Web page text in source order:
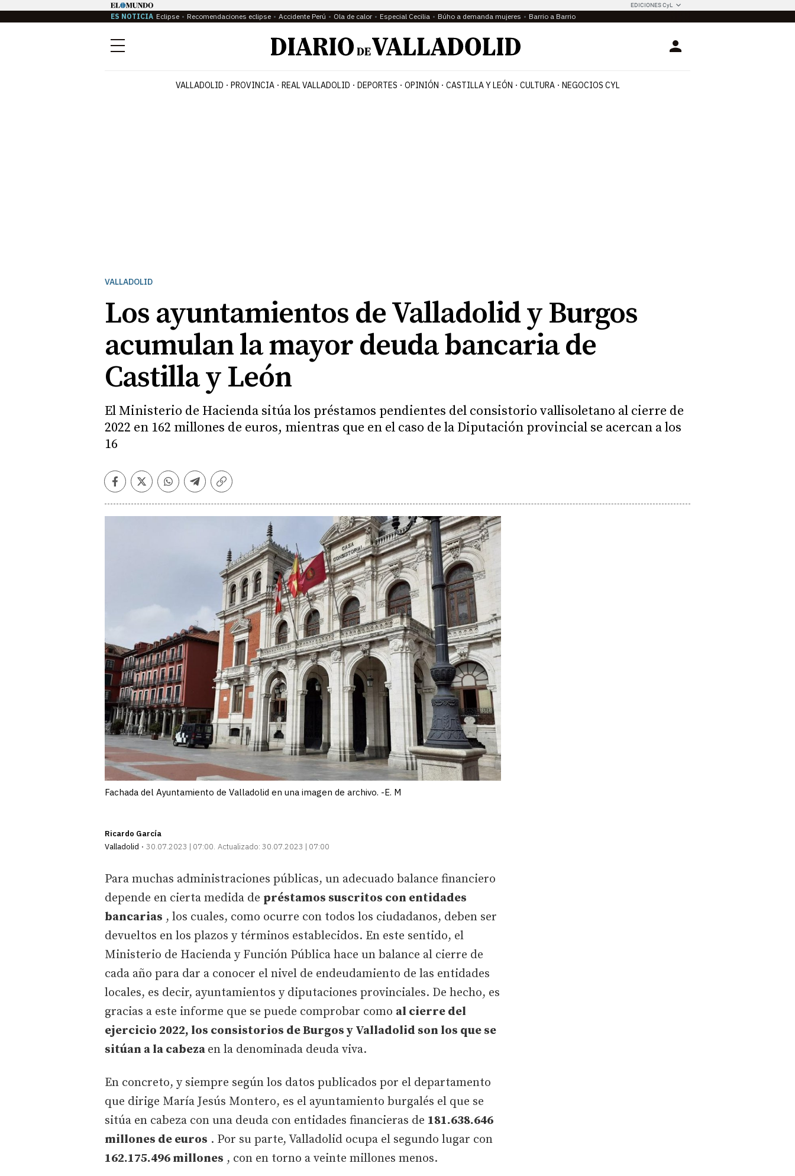
EDICIONES CyL
ES NOTICIA Eclipse Recomendaciones eclipse Accidente Perú Ola de calor Especial Cecilia Búho a demanda mujeres Barrio a Barrio
Menú Login
VALLADOLID PROVINCIA REAL VALLADOLID DEPORTES OPINIÓN CASTILLA Y LEÓN CULTURA NEGOCIOS CYL
VALLADOLID
Los ayuntamientos de Valladolid y Burgos
acumulan la mayor deuda bancaria de
Castilla y León
El Ministerio de Hacienda sitúa los préstamos pendientes del consistorio vallisoletano al cierre de
2022 en 162 millones de euros, mientras que en el caso de la Diputación provincial se acercan a los
16
Facebook
TwitterWhatsapp
Telegram
Copiar
Fachada del Ayuntamiento de Valladolid en una imagen de archivo. -E. M
Ricardo García
Valladolid
30.07.2023 | 07:00 Actualizado: 30.07.2023 | 07:00
Para muchas administraciones públicas, un adecuado balance financiero
depende en cierta medida de préstamos suscritos con entidades
bancarias , los cuales, como ocurre con todos los ciudadanos, deben ser
devueltos en los plazos y términos establecidos. En este sentido, el
Ministerio de Hacienda y Función Pública hace un balance al cierre de
cada año para dar a conocer el nivel de endeudamiento de las entidades
locales, es decir, ayuntamientos y diputaciones provinciales. De hecho, es
gracias a este informe que se puede comprobar como al cierre del
ejercicio 2022, los consistorios de Burgos y Valladolid son los que se
sitúan a la cabeza en la denominada deuda viva.
En concreto, y siempre según los datos publicados por el departamento
que dirige María Jesús Montero, es el ayuntamiento burgalés el que se
sitúa en cabeza con una deuda con entidades financieras de 181.638.646
millones de euros . Por su parte, Valladolid ocupa el segundo lugar con
162.175.496 millones , con en torno a veinte millones menos.